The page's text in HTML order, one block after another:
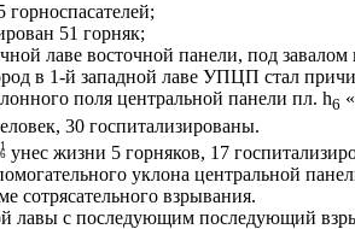
51 горняк;
лаве восточной панели, под завалом
в 1-й западной лаве УПЦП стал
поля центральной панели пл. h6
30 госпитализированы.
1
6 унес жизни 5 горняков, 17
уклона центральной
сотрясательного взрывания.
лавы с последующим последующий